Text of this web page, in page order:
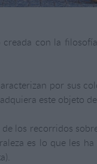
creada con la
por sus
este objeto
los recorridos
es lo que les